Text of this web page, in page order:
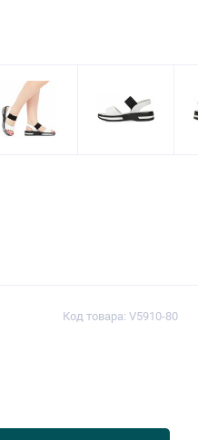
Код товара: V5910-80